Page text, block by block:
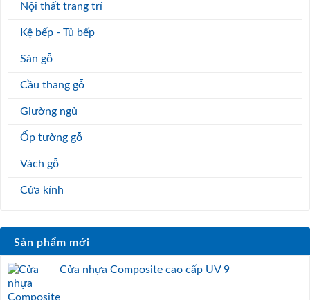
Nội thất trang trí
Kệ bếp - Tủ bếp
Sàn gỗ
Cầu thang gỗ
Giường ngủ
Ốp tường gỗ
Vách gỗ
Cửa kính
Sản phẩm mới
Cửa nhựa Composite cao cấp UV 9